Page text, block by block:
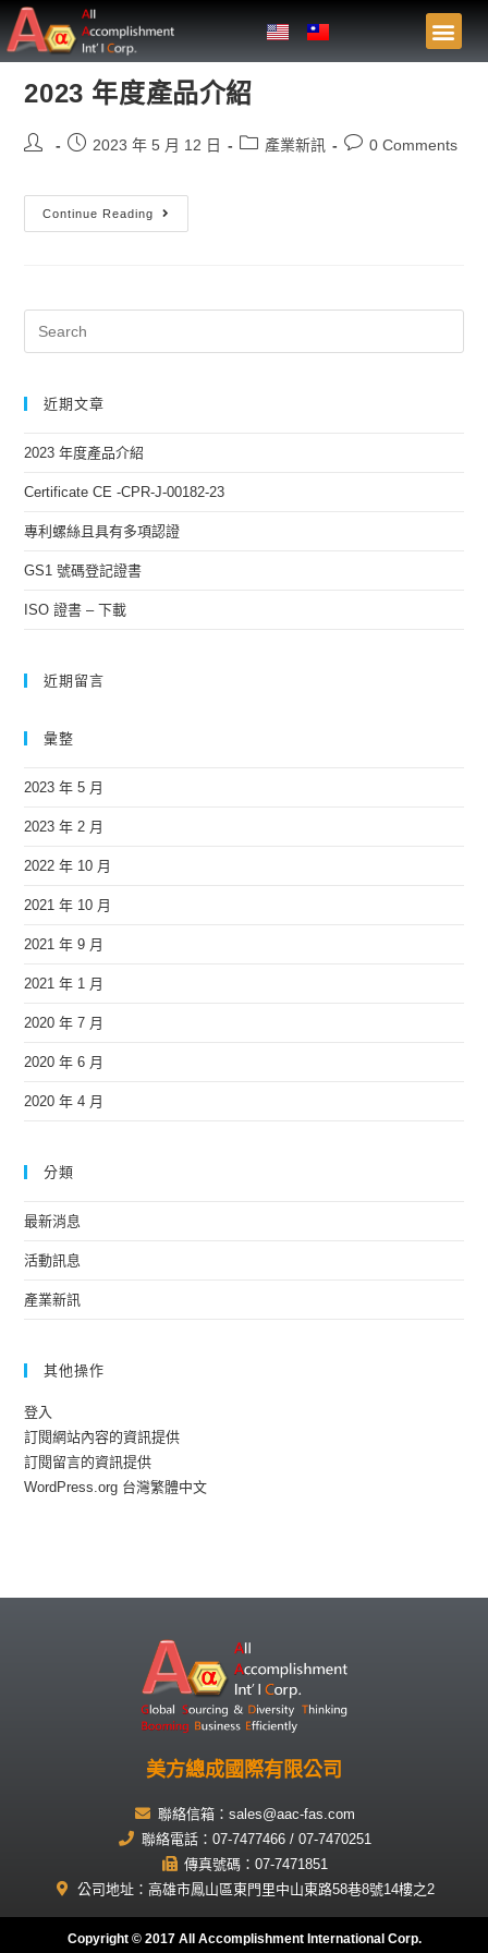
2023 年度產品介紹
2023 年 5 月 12 日 產業新訊 0 Comments
Continue Reading
近期文章
2023 年度產品介紹
Certificate CE -CPR-J-00182-23
專利螺絲且具有多項認證
GS1 號碼登記證書
ISO 證書 – 下載
近期留言
彙整
2023 年 5 月
2023 年 2 月
2022 年 10 月
2021 年 10 月
2021 年 9 月
2021 年 1 月
2020 年 7 月
2020 年 6 月
2020 年 4 月
分類
最新消息
活動訊息
產業新訊
其他操作
登入
訂閱網站內容的資訊提供
訂閱留言的資訊提供
WordPress.org 台灣繁體中文
美方總成國際有限公司
聯絡信箱：sales@aac-fas.com
聯絡電話：07-7477466 / 07-7470251
傳真號碼：07-7471851
公司地址：高雄市鳳山區東門里中山東路58巷8號14樓之2
Copyright © 2017 All Accomplishment International Corp.